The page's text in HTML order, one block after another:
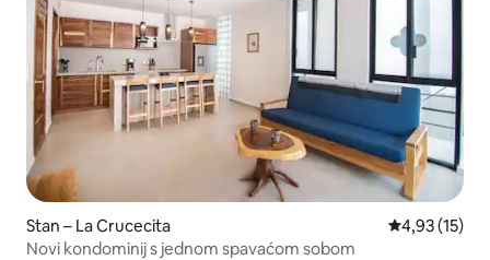
Stan – La Crucecita Prosječna
4,93 (15)
Novi kondominij s jednom spavaćom sobom